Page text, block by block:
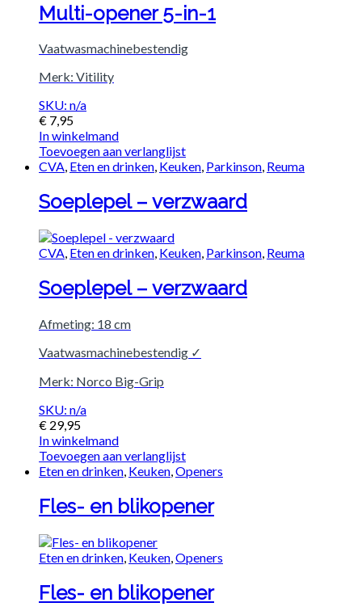
Multi-opener 5-in-1
Vaatwasmachinebestendig
Merk: Vitility
SKU: n/a
€ 7,95
In winkelmand
Toevoegen aan verlanglijst
CVA, Eten en drinken, Keuken, Parkinson, Reuma
Soeplepel – verzwaard
CVA, Eten en drinken, Keuken, Parkinson, Reuma
Soeplepel – verzwaard
Afmeting: 18 cm
Vaatwasmachinebestendig ✓
Merk: Norco Big-Grip
SKU: n/a
€ 29,95
In winkelmand
Toevoegen aan verlanglijst
Eten en drinken, Keuken,Openers
Fles- en blikopener
Eten en drinken, Keuken,Openers
Fles- en blikopener